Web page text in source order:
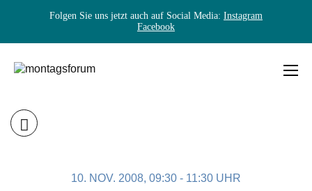
Folgen Sie uns jetzt auch auf Social Media: Instagram
Facebook
content
10. NOV. 2008, 09:30 - 11:30 UHR